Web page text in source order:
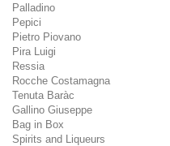
Palladino
Pepici
Pietro Piovano
Pira Luigi
Ressia
Rocche Costamagna
Tenuta Baràc
Gallino Giuseppe
Bag in Box
Spirits and Liqueurs